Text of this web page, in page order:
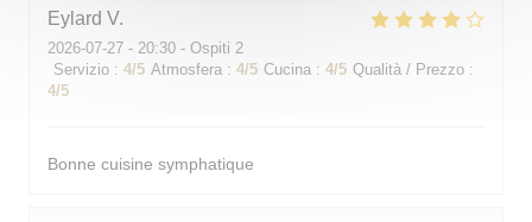
Eylard V
2026-07-27 - 20:30 - Ospiti 2
Servizio : 4/5 Atmosfera : 4/5 Cucina : 4/5 Qualità / Prezzo :
4/5
Bonne cuisine symphatique